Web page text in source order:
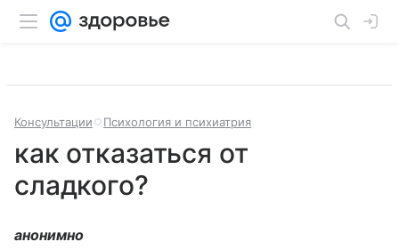
Консультации Психология и психиатрия
как отказаться от
сладкого?
анонимно